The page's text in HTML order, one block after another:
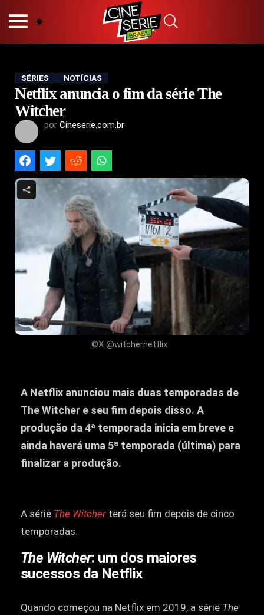
POLÍTICA DE PRIVACIDADE
TERMOS E CONDIÇÕES
CONTATO
Hot
Popular
Tendência
SÉRIES NOTÍCIAS
Netflix anuncia o fim da série The
Witcher
por Cineserie.com.br
©X @witchernetflix
A Netflix anunciou mais duas temporadas de
The Witcher e seu fim depois disso. A
produção da 4ª temporada inicia em breve e
ainda haverá uma 5ª temporada (última) para
finalizar a produção.
A série The Witcher terá seu fim depois de cinco
temporadas.
The Witcher: um dos maiores
sucessos da Netflix
Quando começou na Netflix em 2019, a série The